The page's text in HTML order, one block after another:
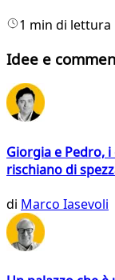
1 min di lettura
Idee e
Giorgia e Pedro,
rischiano di
di Marco Iasevoli